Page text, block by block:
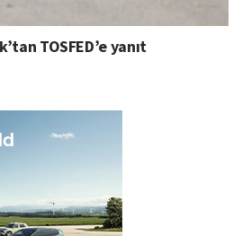
TOSFED’e yanıt